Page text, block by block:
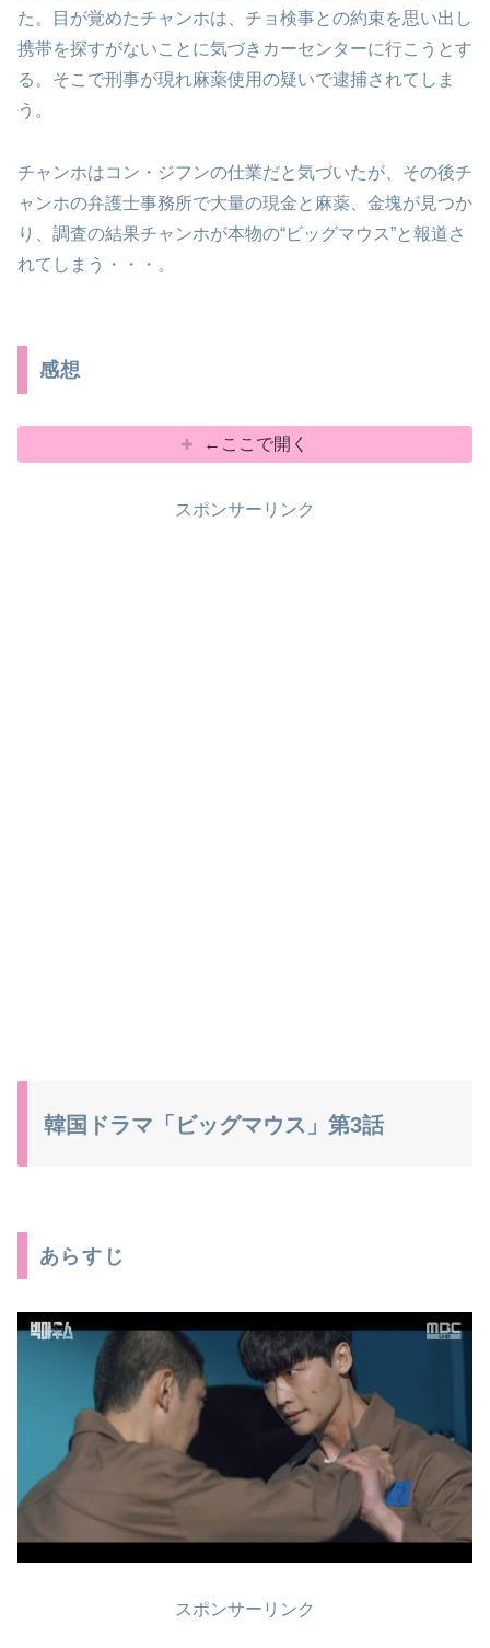
た。目が覚めたチャンホは、チョ検事との約束を思い出し
携帯を探すがないことに気づきカーセンターに行こうとす
る。そこで刑事が現れ麻薬使用の疑いで逮捕されてしま
う。
チャンホはコン・ジフンの仕業だと気づいたが、その後チ
ャンホの弁護士事務所で大量の現金と麻薬、金塊が見つか
り、調査の結果チャンホが本物の“ビッグマウス”と報道さ
れてしまう・・・。
感想
←ここで開く
スポンサーリンク
韓国ドラマ「ビッグマウス」第3話
あらすじ
スポンサーリンク